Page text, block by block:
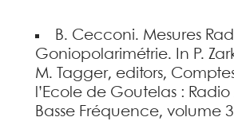
B. Cecconi. Mesures
Goniopolarimétrie. In P.
M. Tagger, editors,
l’Ecole de Goutelas :
Basse Fréquence, volume